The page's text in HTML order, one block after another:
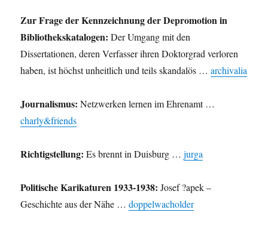
Zur Frage der Kennzeichnung der Depromotion in
Bibliothekskatalogen: Der Umgang mit den
Dissertationen, deren Verfasser ihren Doktorgrad verloren
haben, ist höchst unheitlich und teils skandalös …archivalia
Journalismus: Netzwerken lernen im Ehrenamt …
charly&friends
Richtigstellung: Es brennt in Duisburg …jurga
Politische Karikaturen 1933-1938: Josef ?apek –
Geschichte aus der Nähe …doppelwacholder